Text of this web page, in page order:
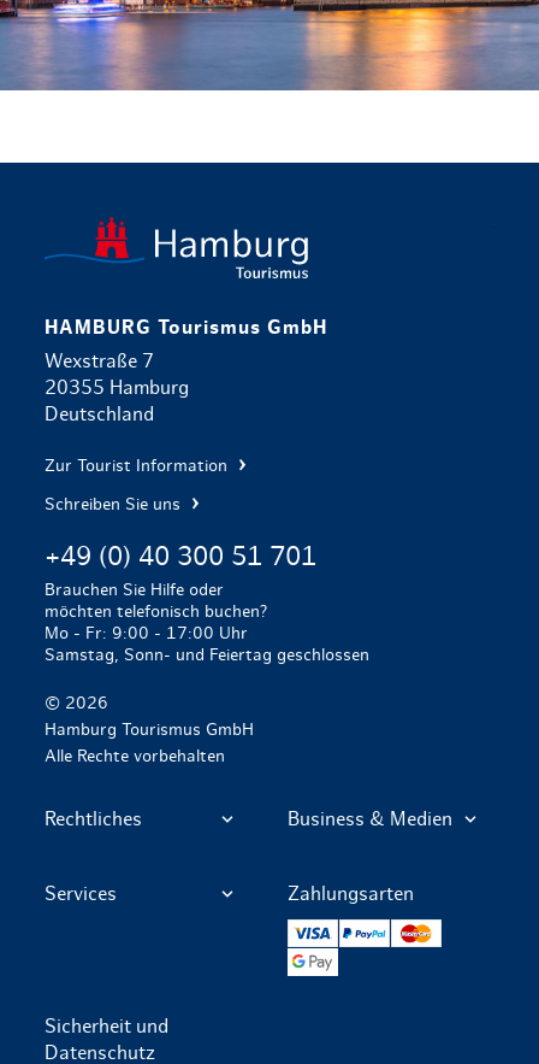
HAMBURG Tourismus GmbH
Wexstraße 7
20355 Hamburg
Deutschland
Zur Tourist Information
Schreiben Sie uns
+49 (0) 40 300 51 701
Brauchen Sie Hilfe oder
möchten telefonisch buchen?
Mo - Fr: 9:00 - 17:00 Uhr
Samstag, Sonn- und Feiertag geschlossen
© 2026
Hamburg Tourismus GmbH
Alle Rechte vorbehalten
Rechtliches Business & Medien
Services Zahlungsarten
VISA PayPal
Sicherheit und
Datenschutz